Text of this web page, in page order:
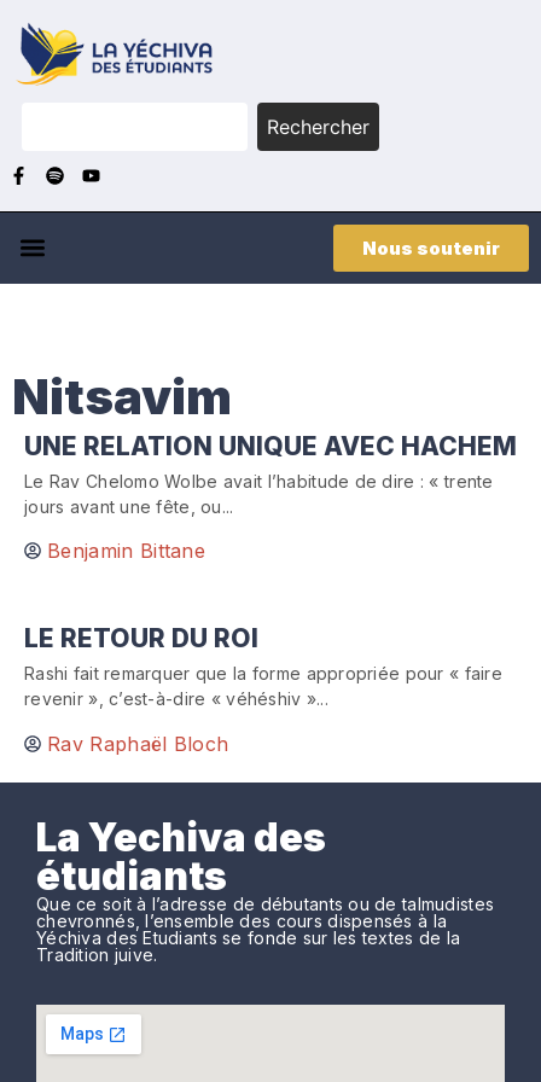
Rechercher
Nous soutenir
Nitsavim
UNE RELATION UNIQUE AVEC HACHEM
Le Rav Chelomo Wolbe avait l’habitude de dire : « trente
jours avant une fête, ou...
Benjamin Bittane
LE RETOUR DU ROI
Rashi fait remarquer que la forme appropriée pour « faire
revenir », c’est-à-dire « véhéshiv »...
Rav Raphaël Bloch
La Yechiva des
étudiants
Que ce soit à l’adresse de débutants ou de talmudistes
chevronnés, l’ensemble des cours dispensés à la
Yéchiva des Etudiants se fonde sur les textes de la
Tradition juive.